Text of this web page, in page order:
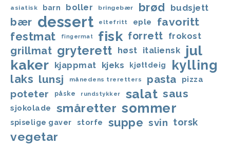
asiatisk barn boller bringebær brød budsjett
bær dessert eltefritt eple favoritt
festmat fingermat fisk forrett frokost
grillmat gryterett høst italiensk
jul
kaker kjappmat kjeks kjøttdeig kylling
laks lunsj månedens treretters pasta pizza
poteter påske rundstykker salat saus
sjokolade småretter sommer
spiselige gaver storfe suppe svin torsk
vegetar